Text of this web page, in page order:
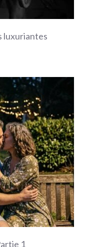
luxuriantes
1